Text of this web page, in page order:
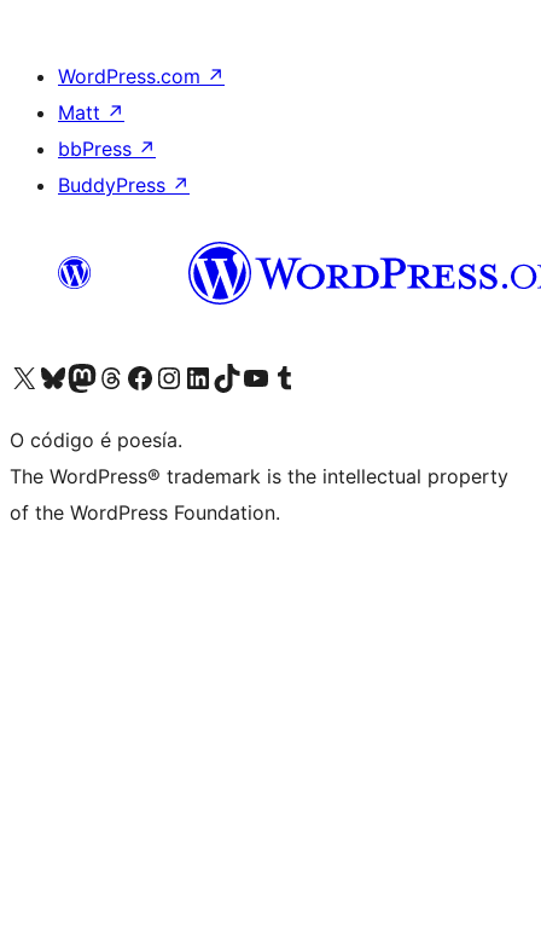
WordPress.com ↗
Matt ↗
bbPress ↗
BuddyPress ↗
Visita la cuenta de X (anteriormente Twitter)
Visita a nosa conta de Bluesky
Visita a nosa conta de Mastodon
Visita a nosa conta de Threads
Visita a nosa páxina de Facebook
Visita a nosa conta de Instagram
Visita a nosa conta de LinkedIn
Visita a nosa conta de TikTok
Visita a nosa canle de YouTube
Visita a nosa conta de Tumblr
O código é poesía.
The WordPress® trademark is the intellectual property
of the WordPress Foundation.